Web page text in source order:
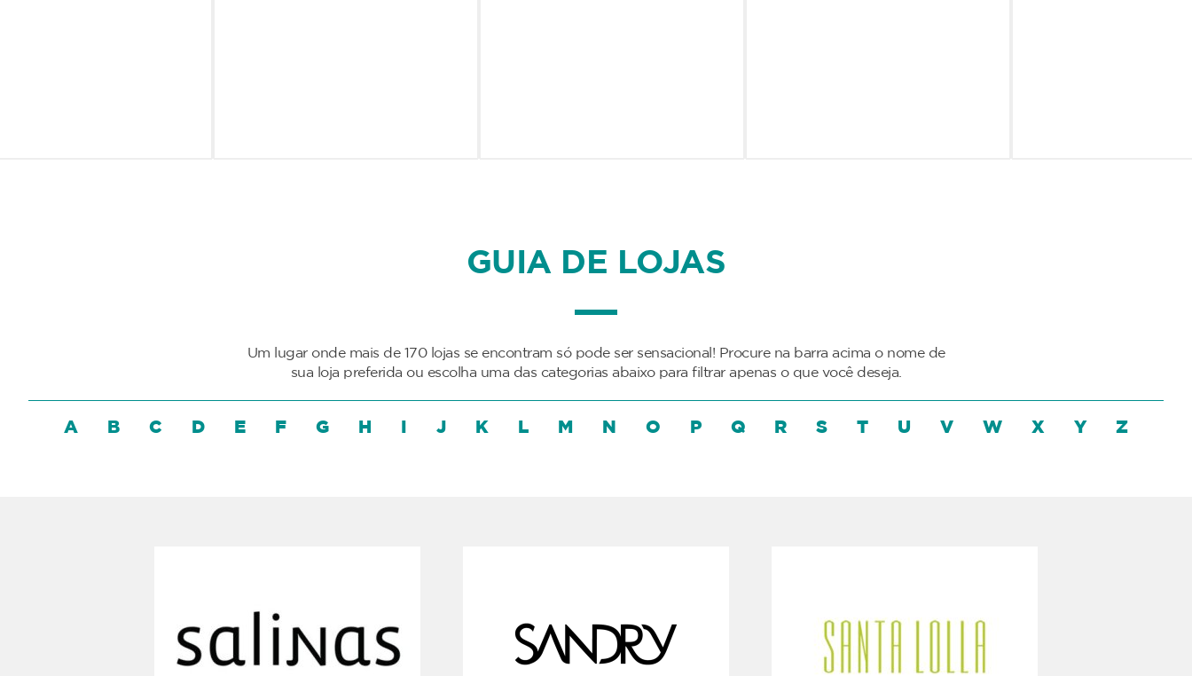
GUIA DE LOJAS
Um lugar onde mais de 170 lojas se encontram só pode ser sensacional! Procure na barra acima o nome de
sua loja preferida ou escolha uma das categorias abaixo para filtrar apenas o que você deseja.
A B C D E F G H J K L M N O P Q R S T U V W X Y Z